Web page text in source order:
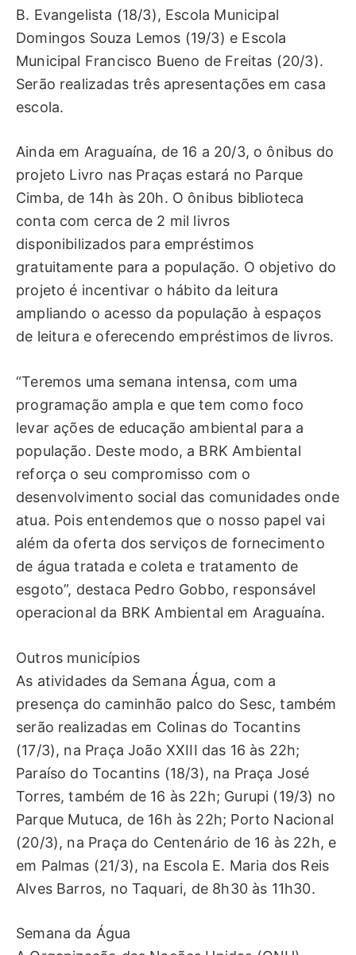
B. Evangelista (18/3), Escola Municipal
Domingos Souza Lemos (19/3) e Escola
Municipal Francisco Bueno de Freitas (20/3).
Serão realizadas três apresentações em casa
escola.
Ainda em Araguaína, de 16 a 20/3, o ônibus do
projeto Livro nas Praças estará no Parque
Cimba, de 14h às 20h. O ônibus biblioteca
conta com cerca de 2 mil livros
disponibilizados para empréstimos
gratuitamente para a população. O objetivo do
projeto é incentivar o hábito da leitura
ampliando o acesso da população à espaços
de leitura e oferecendo empréstimos de livros.
“Teremos uma semana intensa, com uma
programação ampla e que tem como foco
levar ações de educação ambiental para a
população. Deste modo, a BRK Ambiental
reforça o seu compromisso com o
desenvolvimento social das comunidades onde
atua. Pois entendemos que o nosso papel vai
além da oferta dos serviços de fornecimento
de água tratada e coleta e tratamento de
esgoto”, destaca Pedro Gobbo, responsável
operacional da BRK Ambiental em Araguaína.
Outros municípios
As atividades da Semana Água, com a
presença do caminhão palco do Sesc, também
serão realizadas em Colinas do Tocantins
(17/3), na Praça João XXIII das 16 às 22h;
Paraíso do Tocantins (18/3), na Praça José
Torres, também de 16 às 22h; Gurupi (19/3) no
Parque Mutuca, de 16h às 22h; Porto Nacional
(20/3), na Praça do Centenário de 16 às 22h, e
em Palmas (21/3), na Escola E. Maria dos Reis
Alves Barros, no Taquari, de 8h30 às 11h30.
Semana da Água